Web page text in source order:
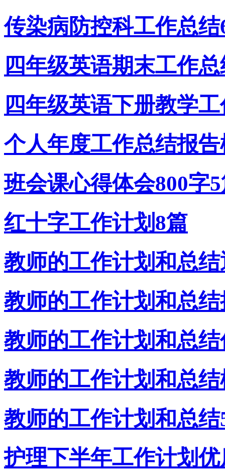
传染病防控科工作总结
四年级英语期末工作
四年级英语下册教学
个人年度工作总结报
班会课心得体会800字
红十字工作计划8篇
教师的工作计划和总
教师的工作计划和总
教师的工作计划和总
教师的工作计划和总
教师的工作计划和总结
护理下半年工作计划优